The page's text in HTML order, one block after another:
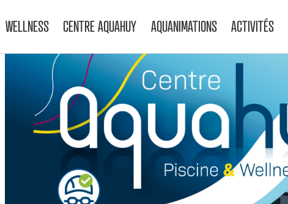
WELLNESS CENTRE AQUAHUY AQUANIMATIONS ACTIVITÉS